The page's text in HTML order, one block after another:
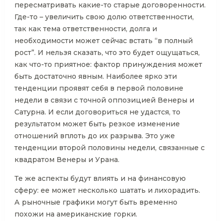
пересматривать какие-то старые договоренности.
Где-то – увеличить свою долю ответственности,
так как тема ответственности, долга и
необходимости может сейчас встать “в полный
рост”. И нельзя сказать, что это будет ощущаться,
как что-то приятное: фактор принуждения может
быть достаточно явным. Наиболее ярко эти
тенденции проявят себя в первой половине
недели в связи с точной оппозицией Венеры и
Сатурна. И если договориться не удастся, то
результатом может быть резкое изменение
отношений вплоть до их разрыва. Это уже
тенденции второй половины недели, связанные с
квадратом Венеры и Урана.
Те же аспекты будут влиять и на финансовую
сферу: ее может несколько шатать и лихорадить.
А рыночные графики могут быть временно
похожи на американские горки.